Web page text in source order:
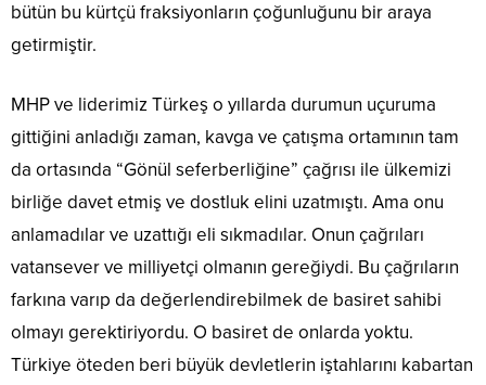
bütün bu kürtçü fraksiyonların çoğunluğunu bir araya
getirmiştir.
MHP ve liderimiz Türkeş o yıllarda durumun uçuruma
gittiğini anladığı zaman, kavga ve çatışma ortamının tam
da ortasında “Gönül seferberliğine” çağrısı ile ülkemizi
birliğe davet etmiş ve dostluk elini uzatmıştı. Ama onu
anlamadılar ve uzattığı eli sıkmadılar. Onun çağrıları
vatansever ve milliyetçi olmanın gereğiydi. Bu çağrıların
farkına varıp da değerlendirebilmek de basiret sahibi
olmayı gerektiriyordu. O basiret de onlarda yoktu.
Türkiye öteden beri büyük devletlerin iştahlarını kabartan